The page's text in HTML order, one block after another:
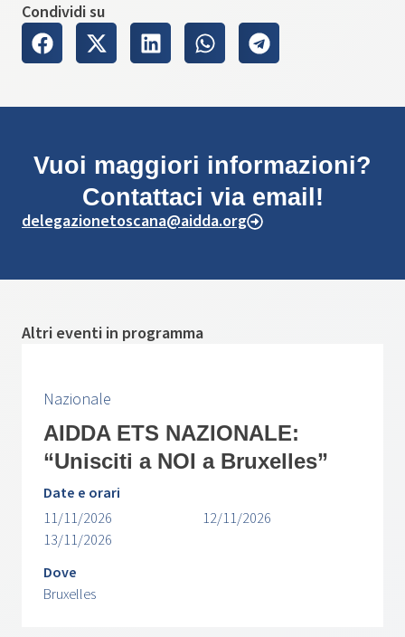
Condividi su
Vuoi maggiori informazioni?
Contattaci via email!
delegazionetoscana@aidda.org
Altri eventi in programma
Nazionale
AIDDA ETS NAZIONALE:
“Unisciti a NOI a Bruxelles”
Date e orari
11/11/2026
12/11/2026
13/11/2026
Dove
Bruxelles